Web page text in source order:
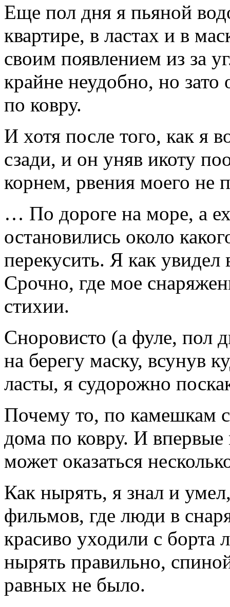
Еще пол дня я пьяной
квартире, в ластах и в
своим появлением из за
крайне неудобно, но зато
по ковру.
И хотя после того, как я
сзади, и он уняв икоту
корнем, рвения моего не
… По дороге на море, а
остановились около
перекусить. Я как увидел
Срочно, где мое
стихии.
Сноровисто (а фуле, пол
на берегу маску, всунув
ласты, я судорожно
Почему то, по камешкам
дома по ковру. И
может оказаться
Как нырять, я знал и
фильмов, где люди в
красиво уходили с борта
нырять правильно,
равных не было.